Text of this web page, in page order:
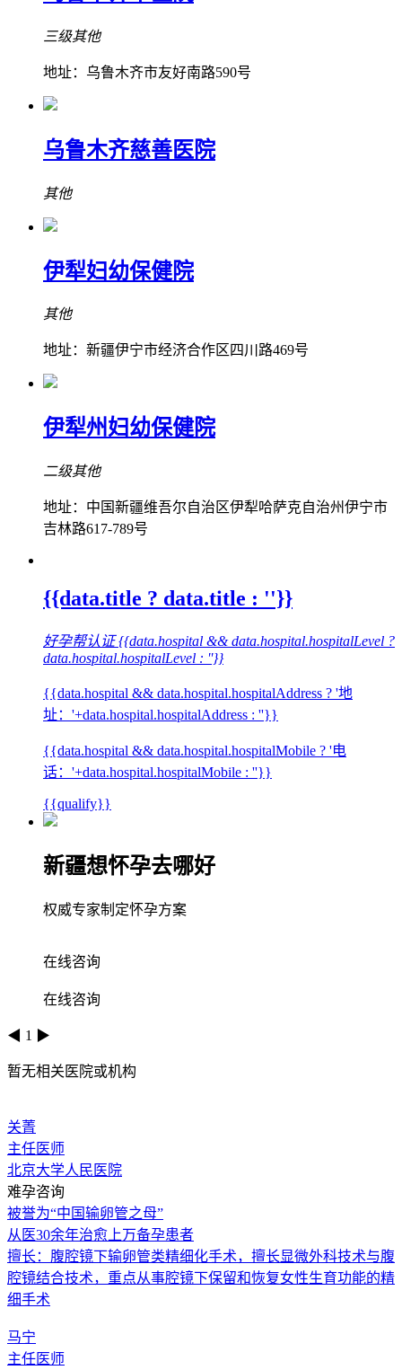
三级其他
地址：乌鲁木齐市友好南路590号
乌鲁木齐慈善医院
其他
伊犁妇幼保健院
其他
地址：新疆伊宁市经济合作区四川路469号
伊犁州妇幼保健院
二级其他
地址：中国新疆维吾尔自治区伊犁哈萨克自治州伊宁市
吉林路617-789号
{{data.title ? data.title : ''}}
好孕帮认证 {{data.hospital && data.hospital.hospitalLevel ?
data.hospital.hospitalLevel : ''}}
{{data.hospital && data.hospital.hospitalAddress ? '地
址：'+data.hospital.hospitalAddress : ''}}
{{data.hospital && data.hospital.hospitalMobile ? '电
话：'+data.hospital.hospitalMobile : ''}}
{{qualify}}
新疆想怀孕去哪好
权威专家制定怀孕方案
在线咨询
在线咨询
◀ 1 ▶
暂无相关医院或机构
关菁
主任医师
北京大学人民医院
难孕咨询
被誉为“中国输卵管之母”
从医30余年治愈上万备孕患者
擅长：腹腔镜下输卵管类精细化手术，擅长显微外科技术与腹
腔镜结合技术，重点从事腔镜下保留和恢复女性生育功能的精
细手术
马宁
主任医师